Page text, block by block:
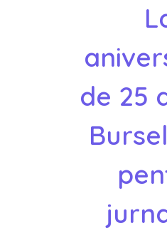
de 25